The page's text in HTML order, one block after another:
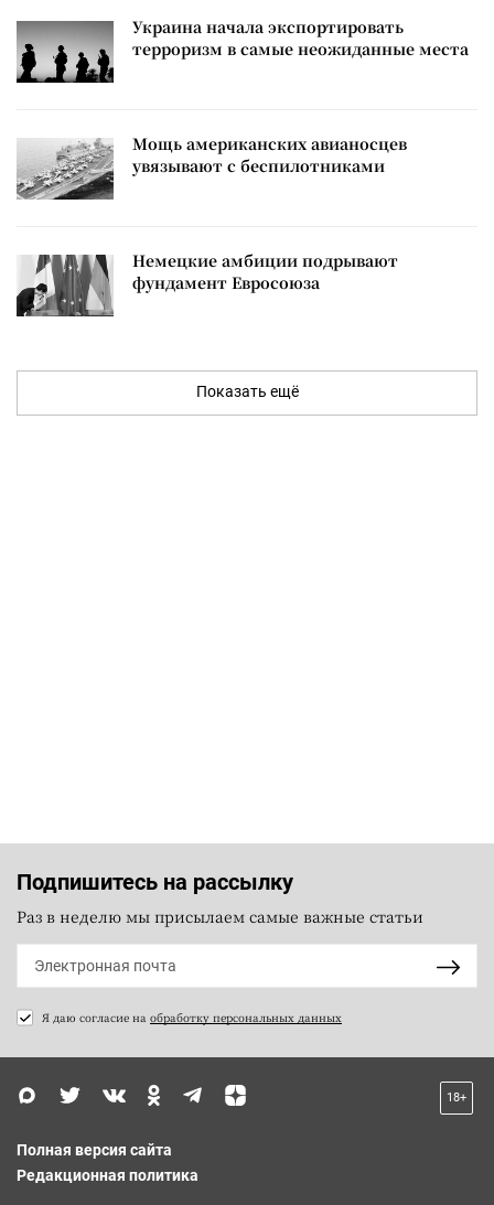
Украина начала экспортировать
терроризм в самые неожиданные места
Мощь американских авианосцев
увязывают с беспилотниками
Немецкие амбиции подрывают
фундамент Евросоюза
Показать ещё
Подпишитесь на рассылку
Раз в неделю мы присылаем самые важные статьи
Я даю согласие на обработку персональных данных
18+
Полная версия сайта
Редакционная политика